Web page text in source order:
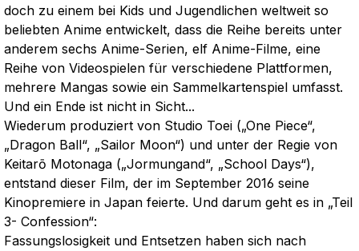
doch zu einem bei Kids und Jugendlichen weltweit so
beliebten Anime entwickelt, dass die Reihe bereits unter
anderem sechs Anime-Serien, elf Anime-Filme, eine
Reihe von Videospielen für verschiedene Plattformen,
mehrere Mangas sowie ein Sammelkartenspiel umfasst.
Und ein Ende ist nicht in Sicht...
Wiederum produziert von Studio Toei („One Piece“,
„Dragon Ball“, „Sailor Moon“) und unter der Regie von
Keitarō Motonaga („Jormungand“, „School Days“),
entstand dieser Film, der im September 2016 seine
Kinopremiere in Japan feierte. Und darum geht es in „Teil
3- Confession“:
Fassungslosigkeit und Entsetzen haben sich nach